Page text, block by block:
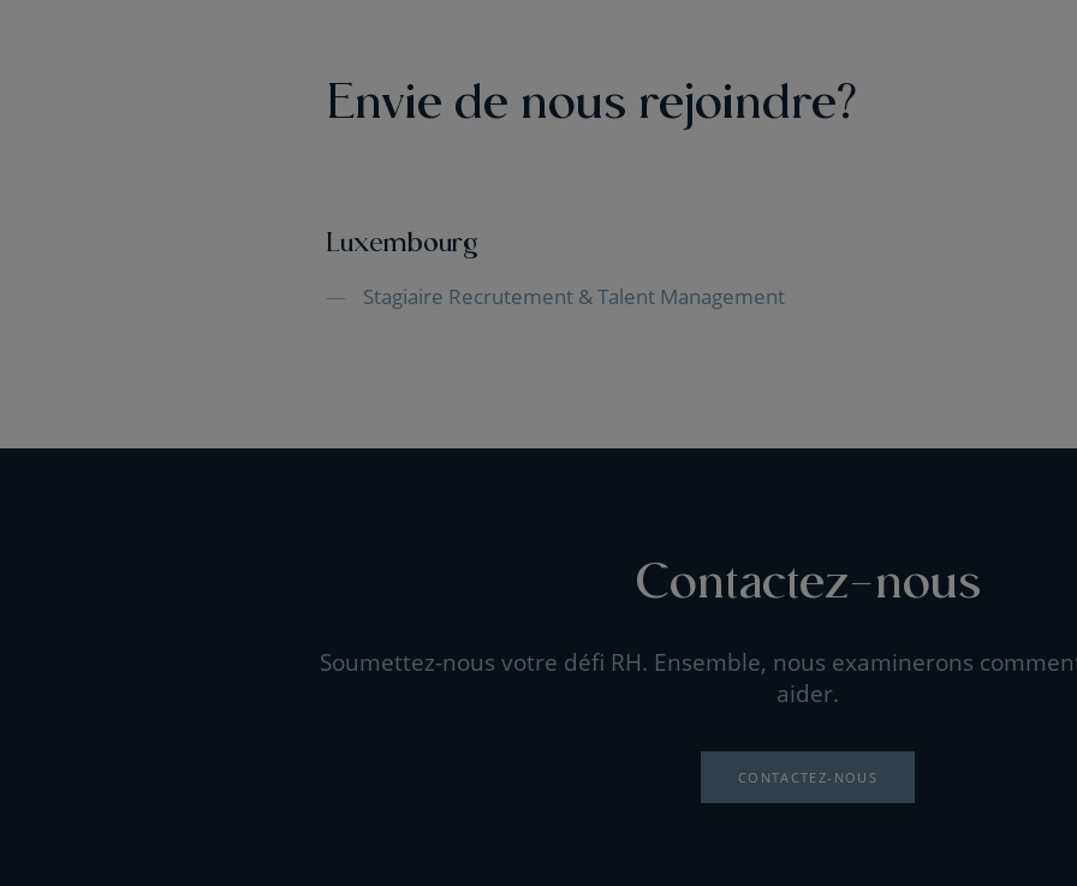
Envie de nous rejoindre?
Luxembourg
Stagiaire Recrutement & Talent Management
Contactez-nous
Soumettez-nous votre défi RH. Ensemble, nous examinerons
aider.
CONTACTEZ-NOUS